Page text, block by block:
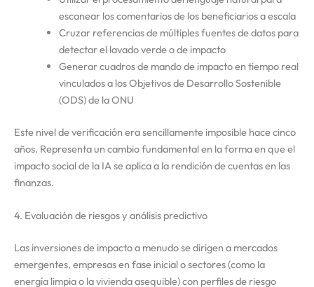
escanear los comentarios de los beneficiarios a escala
Cruzar referencias de múltiples fuentes de datos para
detectar el lavado verde o de impacto
Generar cuadros de mando de impacto en tiempo real
vinculados a los Objetivos de Desarrollo Sostenible
(ODS) de la ONU
Este nivel de verificación era sencillamente imposible hace cinco
años. Representa un cambio fundamental en la forma en que el
impacto social de la IA se aplica a la rendición de cuentas en las
finanzas.
4. Evaluación de riesgos y análisis predictivo
Las inversiones de impacto a menudo se dirigen a mercados
emergentes, empresas en fase inicial o sectores (como la
energía limpia o la vivienda asequible) con perfiles de riesgo